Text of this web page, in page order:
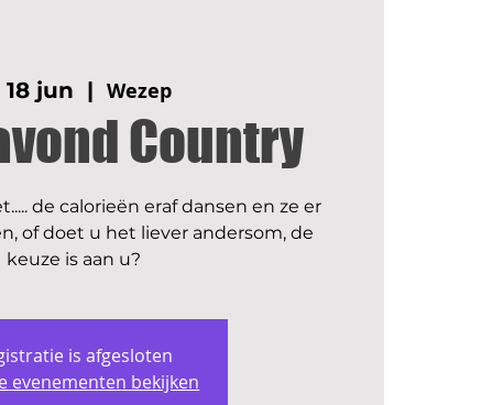
18 jun
  |
Wezep
Country
de calorieën eraf dansen en ze er
of doet u het liever andersom, de
keuze is aan u?
is afgesloten
evenementen bekijken